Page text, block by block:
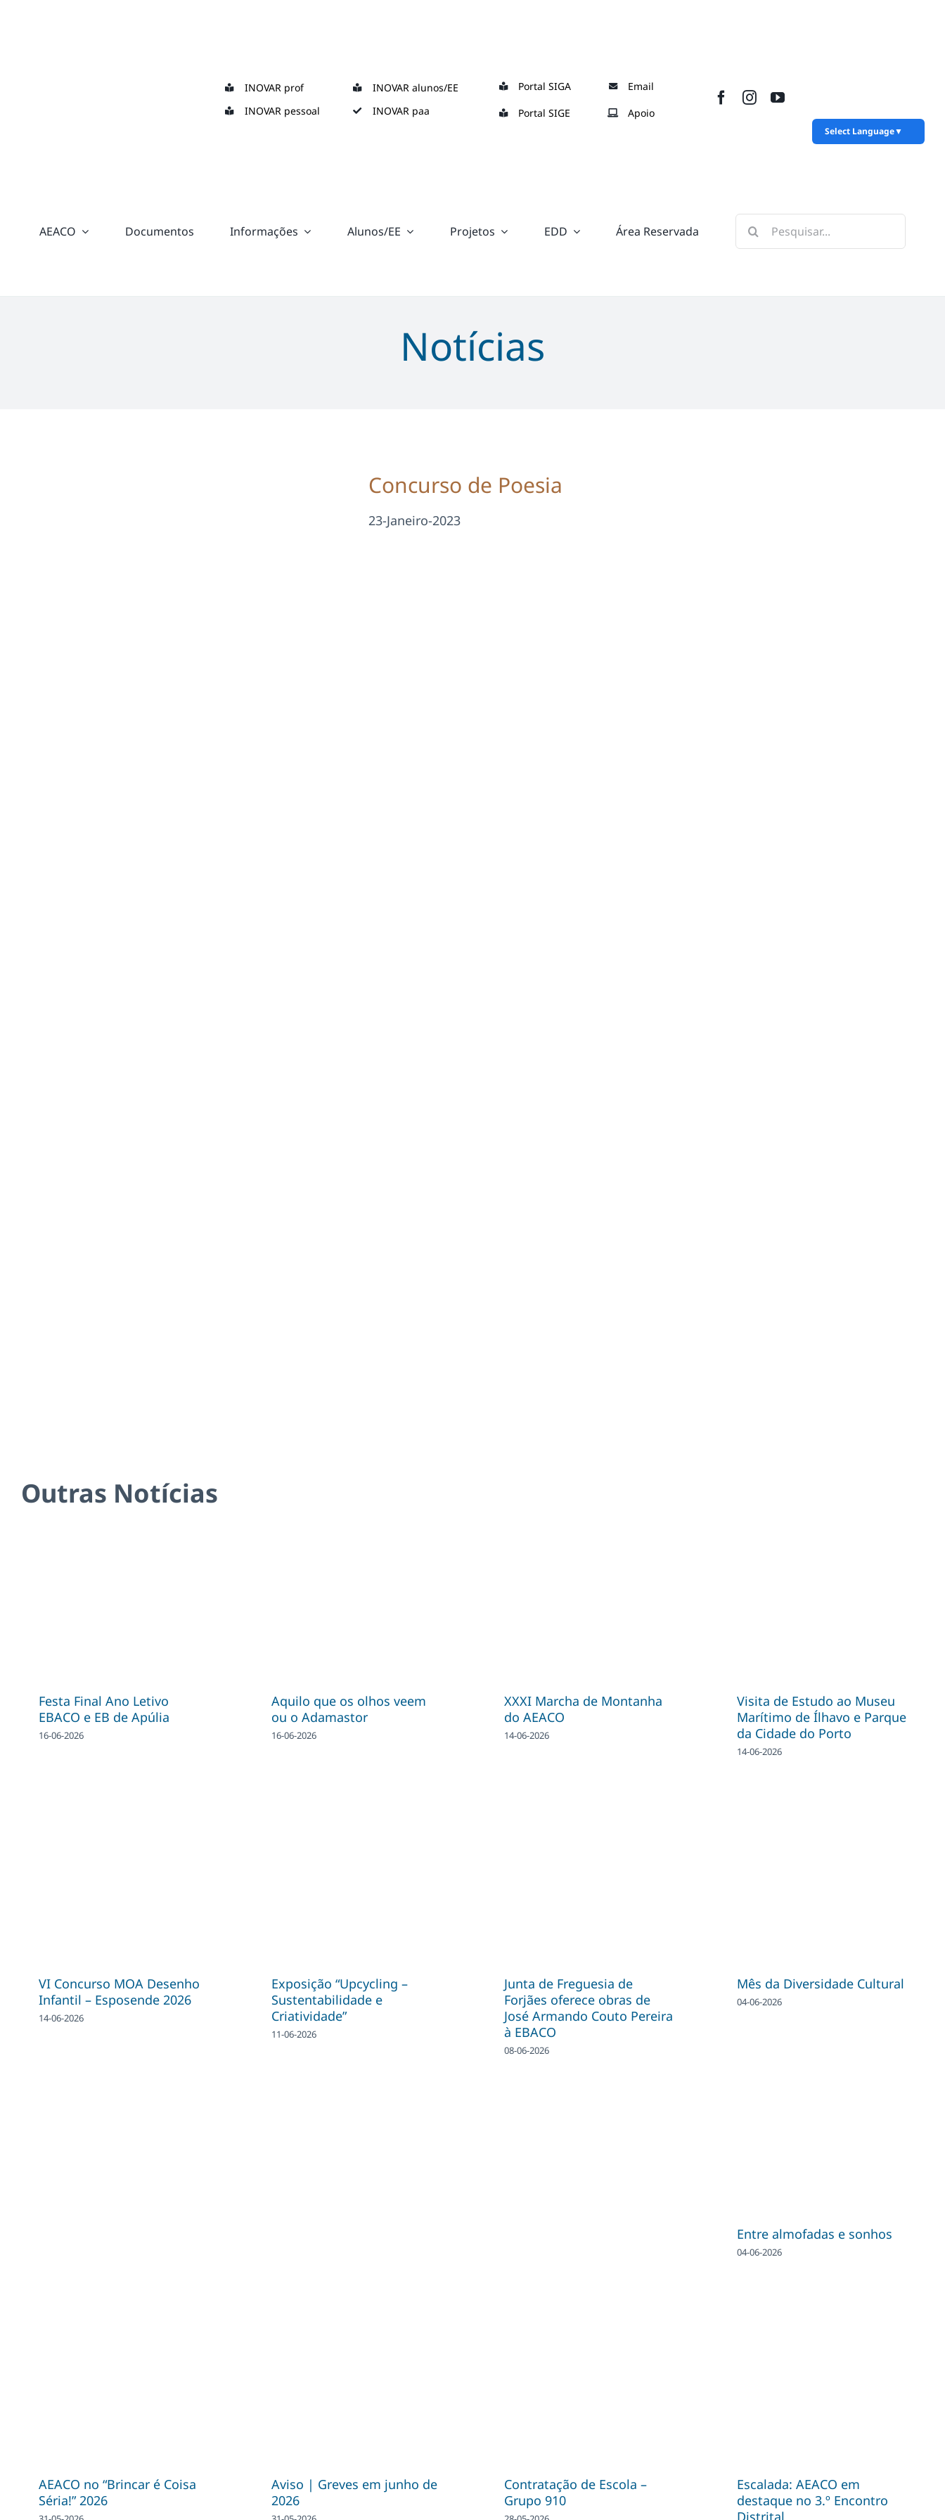
INOVAR prof
INOVAR pessoal
INOVAR alunos/EE
INOVAR paa
Portal SIGA
Portal SIGE
Email
Apoio
Select Language▼
AEACO Documentos Informações Alunos/EE Projetos EDD Área Reservada Pesquisar
Notícias
Concurso de Poesia
23-Janeiro-2023
Outras Notícias
Festa Final Ano Letivo
EBACO e EB de Apúlia
16-06-2026
Aquilo que os olhos veem
ou o Adamastor
16-06-2026
XXXI Marcha de Montanha
do AEACO
14-06-2026
Visita de Estudo ao Museu
Marítimo de Ílhavo e Parque
da Cidade do Porto
14-06-2026
VI Concurso MOA Desenho
Infantil – Esposende 2026
14-06-2026
Exposição “Upcycling –
Sustentabilidade e
Criatividade”
11-06-2026
Junta de Freguesia de
Forjães oferece obras de
José Armando Couto Pereira
à EBACO
08-06-2026
Mês da Diversidade Cultural
04-06-2026
Entre almofadas e sonhos
04-06-2026
AEACO no “Brincar é Coisa
Séria!” 2026
Aviso | Greves em junho de
2026
Contratação de Escola –
Grupo 910
Escalada: AEACO em
destaque no 3.º Encontro
Distrital